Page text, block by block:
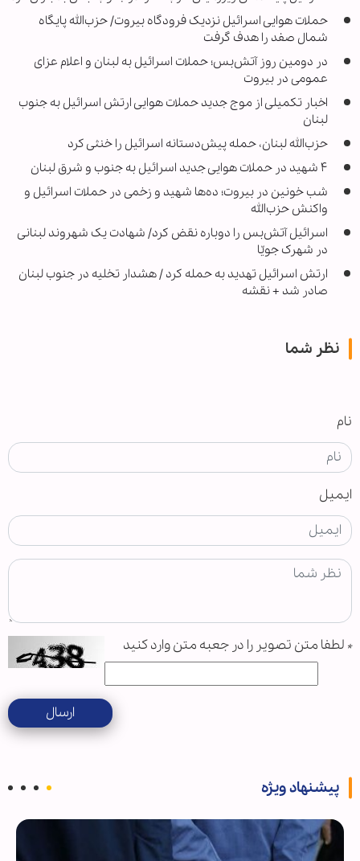
حملات هوایی اسرائیل نزدیک فرودگاه بیروت/ حزب‌الله پایگاه
شمال صفد را هدف گرفت
در دومین روز آتش‌بس؛ حملات اسرائیل به لبنان و اعلام عزای
عمومی در بیروت
اخبار تکمیلی از موج جدید حملات هوایی ارتش اسرائیل به جنوب
لبنان
حزب‌الله لبنان، حمله پیش‌دستانه اسرائیل را خنثی کرد
۴ شهید در حملات هوایی جدید اسرائیل به جنوب و شرق لبنان
شب خونین در بیروت؛ ده‌ها شهید و زخمی در حملات اسرائیل و
واکنش حزب‌الله
اسرائیل آتش‌بس را دوباره نقض کرد/ شهادت یک شهروند لبنانی
در شهرک جویّا
ارتش اسرائیل تهدید به حمله کرد / هشدار تخلیه در جنوب لبنان
صادر شد + نقشه
نظر شما
نام
ایمیل
* لطفا متن تصویر را در جعبه متن وارد کنید
ارسال
پیشنهاد ویژه